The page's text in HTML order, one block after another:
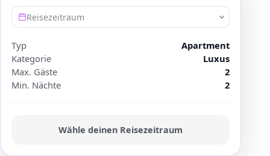
Reisezeitraum
Typ
Apartment
Kategorie
Luxus
Max. Gäste
2
Min. Nächte
2
Wähle deinen Reisezeitraum